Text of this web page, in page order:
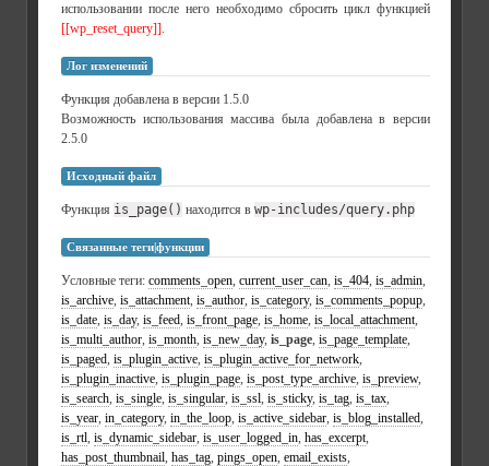
использовании после него необходимо сбросить цикл функцией
[[wp_reset_query]].
Лог изменений
Функция добавлена в версии 1.5.0
Возможность использования массива была добавлена в версии
2.5.0
Исходный файл
Функция is_page() находится в wp-includes/query.php
Связанные теги|функции
Условные теги: comments_open, current_user_can, is_404, is_admin,
is_archive, is_attachment, is_author, is_category, is_comments_popup,
is_date, is_day, is_feed, is_front_page, is_home, is_local_attachment,
is_multi_author, is_month, is_new_day, is_page, is_page_template,
is_paged, is_plugin_active, is_plugin_active_for_network,
is_plugin_inactive, is_plugin_page, is_post_type_archive, is_preview,
is_search, is_single, is_singular, is_ssl, is_sticky, is_tag, is_tax,
is_year, in_category, in_the_loop, is_active_sidebar, is_blog_installed,
is_rtl, is_dynamic_sidebar, is_user_logged_in, has_excerpt,
has_post_thumbnail, has_tag, pings_open, email_exists,